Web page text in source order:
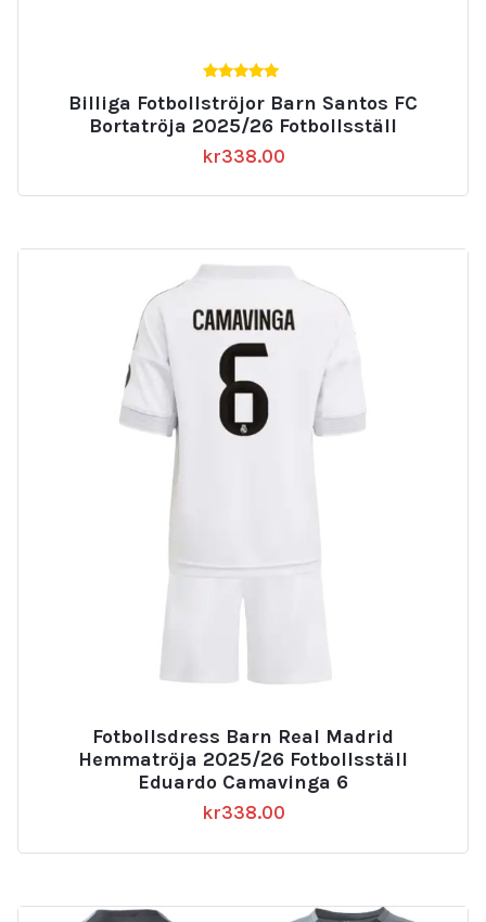
av 5
Billiga Fotbollströjor Barn Santos FC
Bortatröja 2025/26 Fotbollsställ
kr338.00
Fotbollsdress Barn Real Madrid
Hemmatröja 2025/26 Fotbollsställ
Eduardo Camavinga 6
kr338.00